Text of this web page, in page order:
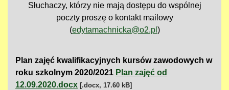
Słuchaczy, którzy nie mają dostępu do wspólnej
poczty proszę o kontakt mailowy
(edytamachnicka@o2.pl )
Plan zajęć kwalifikacyjnych kursów zawodowych w
roku szkolnym 2020/2021 Plan zajęć od
12.09.2020.docx [.docx, 17.60 kB]